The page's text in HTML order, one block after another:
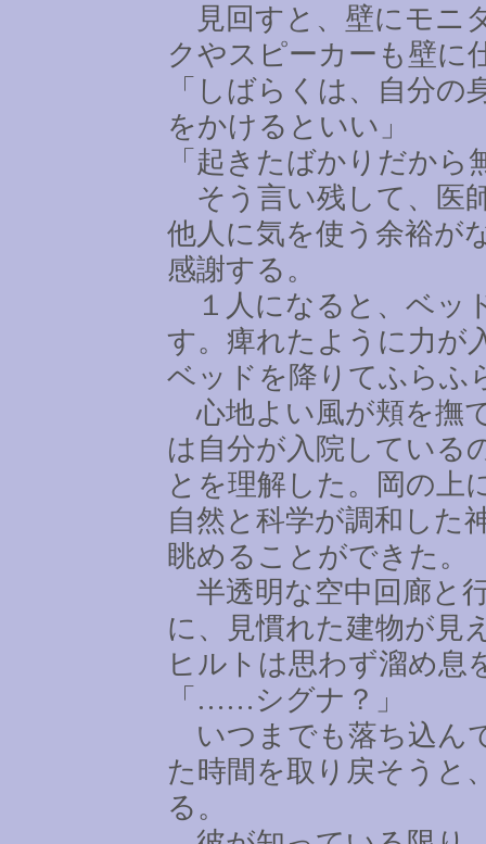
見回すと、壁にモニ
クやスピーカーも壁に
「しばらくは、自分
をかけるといい」
「起きたばかりだか
そう言い残して、医
他人に気を使う余裕が
感謝する。
１人になると、ベッ
す。痺れたように力が
ベッドを降りてふらふ
心地よい風が頬を撫
は自分が入院している
とを理解した。岡の上
自然と科学が調和した
眺めることができた。
半透明な空中回廊と
に、見慣れた建物が見
ヒルトは思わず溜め息
「 …… シグナ？」
いつまでも落ち込ん
た時間を取り戻そうと
る。